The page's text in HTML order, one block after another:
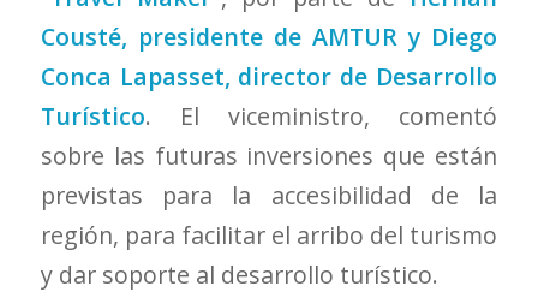
Cousté, presidente de AMTUR y Diego
Conca Lapasset, director de Desarrollo
Turístico. El viceministro, comentó
sobre las futuras inversiones que están
previstas para la accesibilidad de la
región, para facilitar el arribo del turismo
y dar soporte al desarrollo turístico.